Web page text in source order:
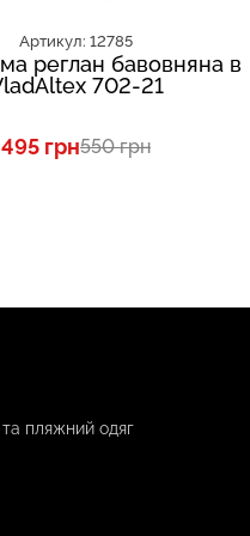
Артикул: 12785
реглан бавовняна в
702-21
495 грн550 грн
пляжний одяг